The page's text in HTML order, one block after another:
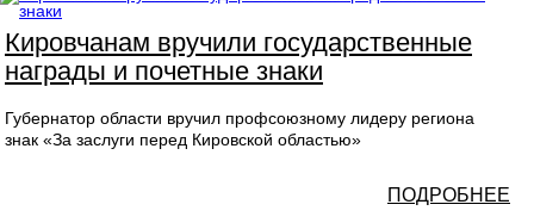
Кировчанам вручили государственные
награды и почетные знаки
Губернатор области вручил профсоюзному лидеру региона
знак «За заслуги перед Кировской областью»
ПОДРОБНЕЕ